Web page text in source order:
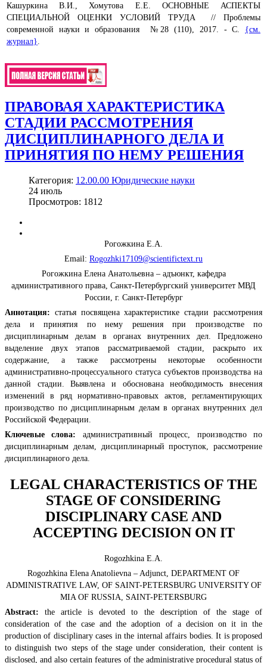
Кашуркина В.И., Хомутова Е.Е. ОСНОВНЫЕ АСПЕКТЫ
СПЕЦИАЛЬНОЙ ОЦЕНКИ УСЛОВИЙ ТРУДА // Проблемы
современной науки и образования №28 (110), 2017. - С. {см.
журнал}
ПРАВОВАЯ ХАРАКТЕРИСТИКА
СТАДИИ РАССМОТРЕНИЯ
ДИСЦИПЛИНАРНОГО ДЕЛА И
ПРИНЯТИЯ ПО НЕМУ РЕШЕНИЯ
Категория: 12.00.00 Юридические науки
24 июль
Просмотров: 1812
Рогожкина Е.А.
Email: Rogozhki17109@scientifictext.ru
Рогожкина Елена Анатольевна – адъюнкт, кафедра
административного права, Санкт-Петербургский университет МВД
России, г. Санкт-Петербург
Аннотация: статья посвящена характеристике стадии рассмотрения
дела и принятия по нему решения при производстве по
дисциплинарным делам в органах внутренних дел. Предложено
выделение двух этапов рассматриваемой стадии, раскрыто их
содержание, а также рассмотрены некоторые особенности
административно-процессуального статуса субъектов производства на
данной стадии. Выявлена и обоснована необходимость внесения
изменений в ряд нормативно-правовых актов, регламентирующих
производство по дисциплинарным делам в органах внутренних дел
Российской Федерации.
Ключевые слова: административный процесс, производство по
дисциплинарным делам, дисциплинарный проступок, рассмотрение
дисциплинарного дела.
LEGAL CHARACTERISTICS OF THE
STAGE OF CONSIDERING
DISCIPLINARY CASE AND
ACCEPTING DECISION ON IT
Rogozhkina E.A.
Rogozhkina Elena Anatolievna – Adjunct, DEPARTMENT OF
ADMINISTRATIVE LAW, OF SAINT-PETERSBURG UNIVERSITY OF
MIA OF RUSSIA, SAINT-PETERSBURG
Abstract: the article is devoted to the description of the stage of
consideration of the case and the adoption of a decision on it in the
production of disciplinary cases in the internal affairs bodies. It is proposed
to distinguish two steps of the stage under consideration, their content is
disclosed, and also certain features of the administrative procedural status of